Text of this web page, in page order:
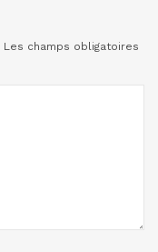
Les champs obligatoires